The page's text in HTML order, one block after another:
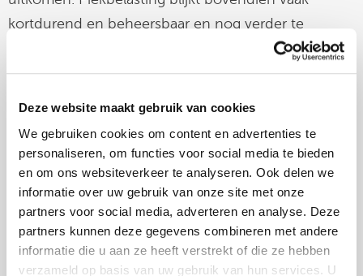
Deze website maakt gebruik van cookies
We gebruiken cookies om content en advertenties te
personaliseren, om functies voor social media te bieden
en om ons websiteverkeer te analyseren. Ook delen we
informatie over uw gebruik van onze site met onze
partners voor social media, adverteren en analyse. Deze
partners kunnen deze gegevens combineren met andere
informatie die u aan ze heeft verstrekt of die ze hebben
verzameld op basis van uw gebruik van hun services. U
kortdurend en beheersbaar en nog verder te
beperken wanneer er collectief wordt gestuurd.
Dat dit geen theoretisch verhaal is, werd zichtbaar in
de praktijkcases. KnopOm presenteerde de case
van Parteon met de aanpak Opgewekt Wonen,
waarmee corporatiewoningen all-electric worden
gemaakt zonder netverzwaring of vergroting van de
aansluiting én tegen fors lagere kosten. Door uit te
gaan van werkelijke warmtevraag in plaats van